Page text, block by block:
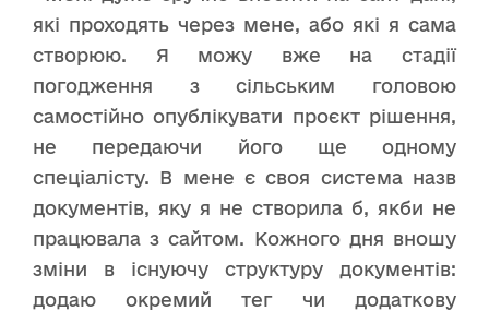
які проходять через мене, або які я сама
створюю. Я можу вже на стадії
погодження з сільським головою
самостійно опублікувати проєкт рішення,
не передаючи його ще одному
спеціалісту. В мене є своя система назв
документів, яку я не створила б, якби не
працювала з сайтом. Кожного дня вношу
зміни в існуючу структуру документів:
додаю окремий тег чи додаткову